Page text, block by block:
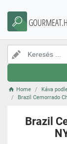
Home Káva
Brazil Cemorrado
Brazil